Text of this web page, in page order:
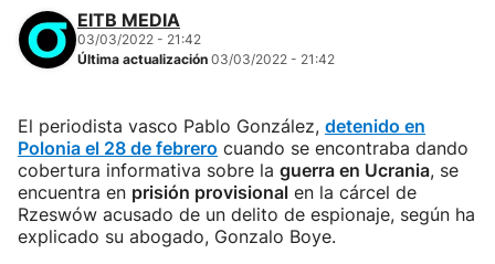
EITB MEDIA
03/03/2022 - 21:42
Última actualización 03/03/2022 - 21:42
El periodista vasco Pablo González, detenido en
Polonia el 28 de febrero cuando se encontraba dando
cobertura informativa sobre la guerra en Ucrania, se
encuentra en prisión provisional en la cárcel de
Rzeswów acusado de un delito de espionaje, según ha
explicado su abogado, Gonzalo Boye.